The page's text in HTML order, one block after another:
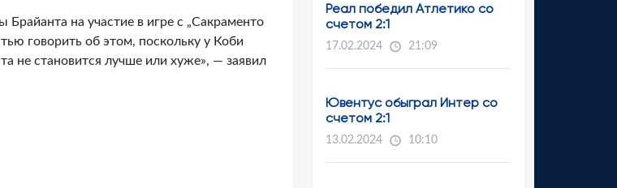
на участие в игре с „Сакраменто
говорить об этом, поскольку у Коби
не становится лучше или хуже», — заявил
Реал победил Атлетико со
счетом 2:1
17.02.2024 21:09
Ювентус обыграл Интер со
счетом 2:1
13.02.2024 10:10